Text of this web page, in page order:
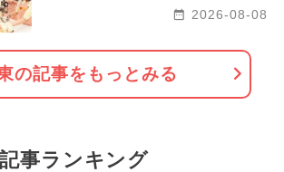
2026-08-08
の記事をもっとみる
事ランキング